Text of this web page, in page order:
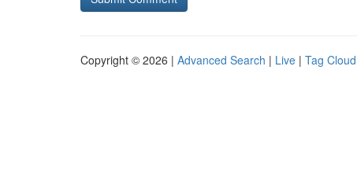
Copyright © 2026 | Advanced Search | Live | Tag Cloud